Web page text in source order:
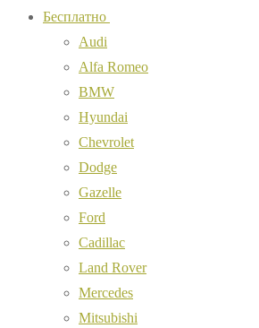
Бесплатно
Audi
Alfa Romeo
BMW
Hyundai
Chevrolet
Dodge
Gazelle
Ford
Cadillac
Land Rover
Mercedes
Mitsubishi